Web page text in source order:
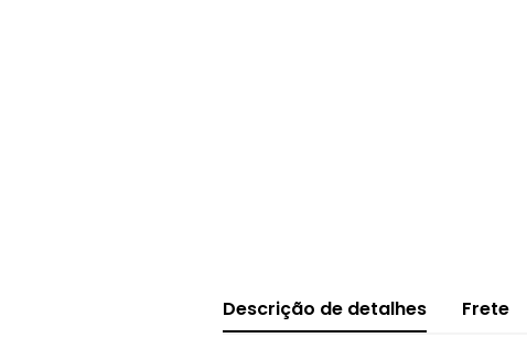
Descrição de detalhes Frete